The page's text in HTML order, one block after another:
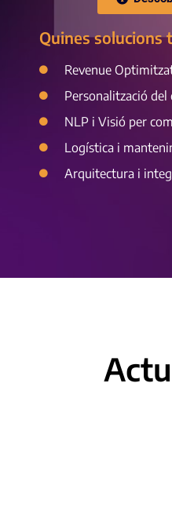
Quines solucions
Revenue
Personalització del
NLP i Visió per
Logística i
Arquitectura i